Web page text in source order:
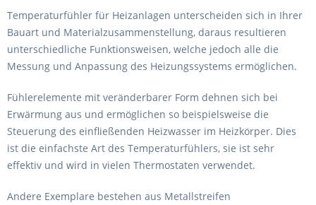
Temperaturfühler für Heizanlagen unterscheiden sich in Ihrer
Bauart und Materialzusammenstellung, daraus resultieren
unterschiedliche Funktionsweisen, welche jedoch alle die
Messung und Anpassung des Heizungssystems ermöglichen.
Fühlerelemente mit veränderbarer Form dehnen sich bei
Erwärmung aus und ermöglichen so beispielsweise die
Steuerung des einfließenden Heizwasser im Heizkörper. Dies
ist die einfachste Art des Temperaturfühlers, sie ist sehr
effektiv und wird in vielen Thermostaten verwendet.
Andere Exemplare bestehen aus Metallstreifen